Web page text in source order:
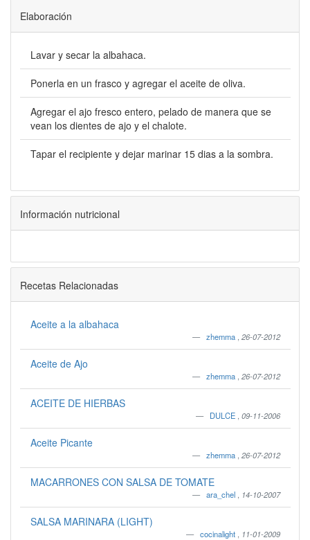
Elaboración
Lavar y secar la albahaca.
Ponerla en un frasco y agregar el aceite de oliva.
Agregar el ajo fresco entero, pelado de manera que se
vean los dientes de ajo y el chalote.
Tapar el recipiente y dejar marinar 15 dias a la sombra.
Información nutricional
Recetas Relacionadas
Aceite a la albahaca
zhemma 26-07-2012
Aceite de Ajo
zhemma 26-07-2012
ACEITE DE HIERBAS
DULCE 09-11-2006
Aceite Picante
zhemma 26-07-2012
MACARRONES CON SALSA DE TOMATE
ara_chel 14-10-2007
SALSA MARINARA (LIGHT)
cocinalight 11-01-2009